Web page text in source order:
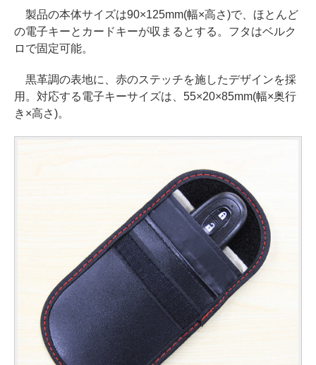
製品の本体サイズは90×125mm(幅×高さ)で、ほとんど
の電子キーとカードキーが収まるとする。フタはベルク
ロで固定可能。
黒革調の表地に、赤のステッチを施したデザインを採
用。対応する電子キーサイズは、55×20×85mm(幅×奥行
き×高さ)。